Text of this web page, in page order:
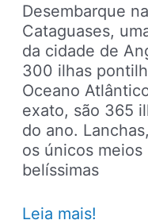
Desembarque
Cataguases,
da cidade de
300 ilhas
Oceano
exato, são 365
do ano.
os únicos meios
belíssimas
Paradisíaca,
Leia mais!